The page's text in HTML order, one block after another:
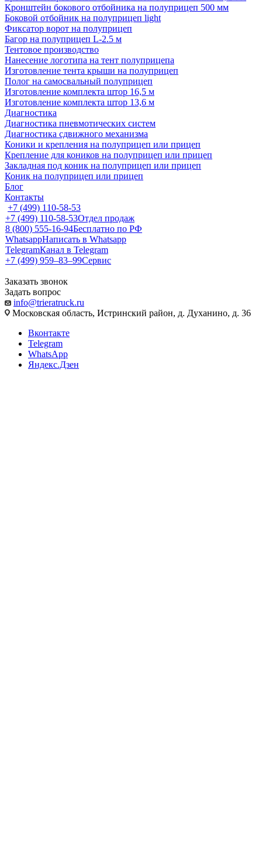
Кронштейн бокового отбойника на полуприцеп 500 мм
Боковой отбойник на полуприцеп light
Фиксатор ворот на полуприцеп
Багор на полуприцеп L-2.5 м
Тентовое производство
Нанесение логотипа на тент полуприцепа
Изготовление тента крыши на полуприцеп
Полог на самосвальный полуприцеп
Изготовление комплекта штор 16,5 м
Изготовление комплекта штор 13,6 м
Диагностика
Диагностика пневмотических систем
Диагностика сдвижного механизма
Коники и крепления на полуприцеп или прицеп
Крепление для коников на полуприцеп или прицеп
Закладная под коник на полуприцеп или прицеп
Коник на полуприцеп или прицеп
Блог
Контакты
+7 (499) 110-58-53
+7 (499) 110-58-53Отдел продаж
8 (800) 555-16-94Бесплатно по РФ
WhatsappНаписать в Whatsapp
TelegramКанал в Telegram
+7 (499) 959‒83‒99Сервис
Заказать звонок
Задать вопрос
info@trieratruck.ru
Московская область, Истринский район, д. Духанино, д. 36
Вконтакте
Telegram
WhatsApp
Яндекс.Дзен